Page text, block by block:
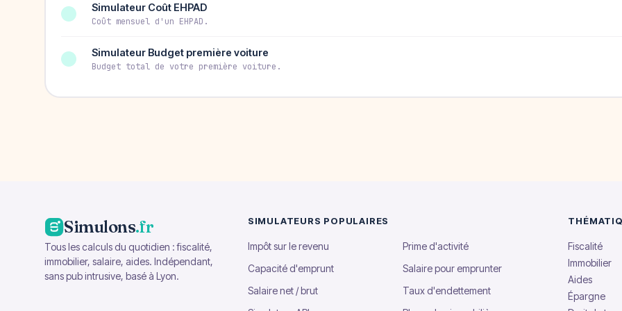
Simulateur Coût EHPAD
Coût mensuel d'un EHPAD.
Simulateur Budget première voiture
Budget total de votre première voiture.
Simulons.fr
Tous les calculs du quotidien : fiscalité,
immobilier, salaire, aides. Indépendant,
sans pub intrusive, basé à Lyon.
SIMULATEURS POPULAIRES
Impôt sur le revenu
Capacité d'emprunt
Salaire net / brut
Prime d'activité
Salaire pour emprunter
Taux d'endettement
Fiscalité
Immobilier
Aides
Épargne